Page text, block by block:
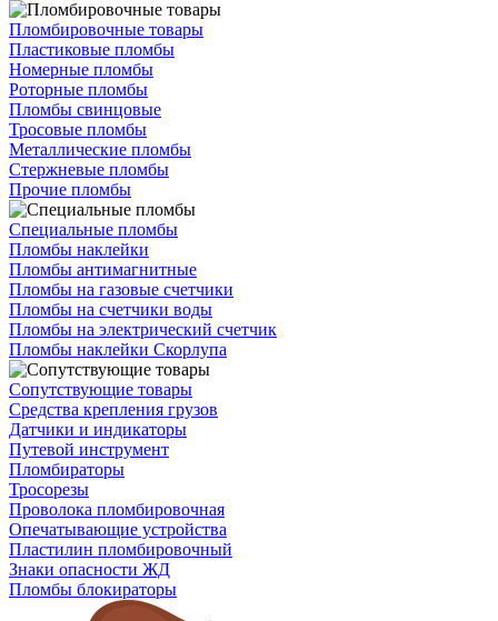
Пломбировочные товары
Пластиковые пломбы
Номерные пломбы
Роторные пломбы
Пломбы свинцовые
Тросовые пломбы
Металлические пломбы
Стержневые пломбы
Прочие пломбы
Специальные пломбы
Пломбы наклейки
Пломбы антимагнитные
Пломбы на газовые счетчики
Пломбы на счетчики воды
Пломбы на электрический счетчик
Пломбы наклейки Скорлупа
Сопутствующие товары
Средства крепления грузов
Датчики и индикаторы
Путевой инструмент
Пломбираторы
Тросорезы
Проволока пломбировочная
Опечатывающие устройства
Пластилин пломбировочный
Знаки опасности ЖД
Пломбы блокираторы